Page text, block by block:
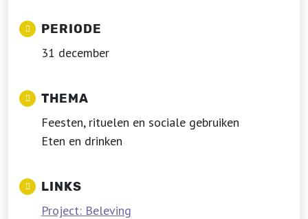
PERIODE
31 december
THEMA
Feesten, rituelen en sociale gebruiken
Eten en drinken
LINKS
Project: Beleving